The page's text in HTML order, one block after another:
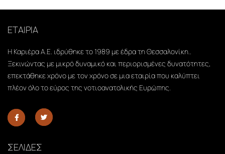
ΕΤΑΙΡΙΑ
Η Καριέρα Α.Ε. ιδρύθηκε το 1989 με έδρα τη Θεσσαλονίκη..
Ξεκινώντας με μικρό δυναμικό και περιορισμένες δυνατότητες,
επεκτάθηκε χρόνο με τον χρόνο σε μια εταιρία που καλύπτει
πλέον όλο το εύρος της νοτιοανατολικής Ευρώπης.
ΣΕΛΙΔΕΣ